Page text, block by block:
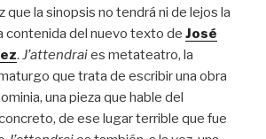
que la sinopsis no tendrá ni de lejos la
contenida del nuevo texto de José
. J’attendraies metateatro, la
que trata de escribir una obra
una pieza que hable del
de ese lugar terrible que fue